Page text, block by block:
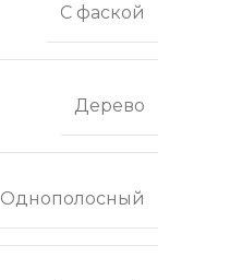
С фаской
Дерево
Однополосный